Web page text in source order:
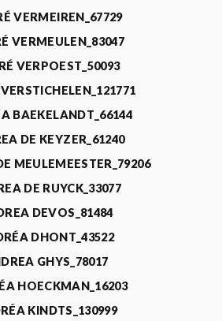
VERMEIREN_67729
VERMEULEN_83047
VERPOEST_50093
BAEKELANDT_66144
DE KEYZER_61240
MEULEMEESTER_79206
DE RUYCK_33077
DEVOS_81484
DHONT_43522
GHYS_78017
HOECKMAN_16203
KINDTS_130999